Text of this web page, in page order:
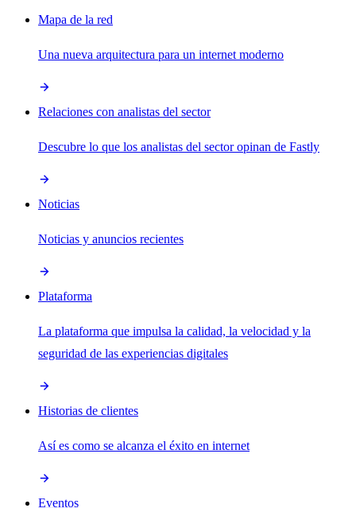
Mapa de la red
Una nueva arquitectura para un internet moderno
Relaciones con analistas del sector
Descubre lo que los analistas del sector opinan de Fastly
Noticias
Noticias y anuncios recientes
Plataforma
La plataforma que impulsa la calidad, la velocidad y la
seguridad de las experiencias digitales
Historias de clientes
Así es como se alcanza el éxito en internet
Eventos